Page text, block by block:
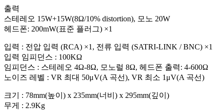
출력
스테레오 15W+15W(8Ω/10% distortion), 모노 20W
헤드폰: 200mW(표준 플러그) ×1
입력 : 전압 입력 (RCA) ×1, 전류 입력 (SATRI-LINK / BNC) ×1
입력 임피던스 : 100KΩ
임피던스 : 스테레오 4Ω-8Ω, 모노럴 8Ω, 헤드폰 출력: 4-600Ω
노이즈 레벨 : VR 최대 50μV(A 곡선), VR 최소 1μV(A 곡선)
크기 : 78mm(높이) x 235mm(너비) x 295mm(깊이)
무게 : 2.9Kg